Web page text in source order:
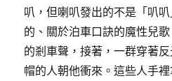
叭，但喇叭發出的不是「叭
的、關於泊車口訣的魔性兒
的剎車聲，接著，一群穿著
帽的人朝他衝來。這些人手